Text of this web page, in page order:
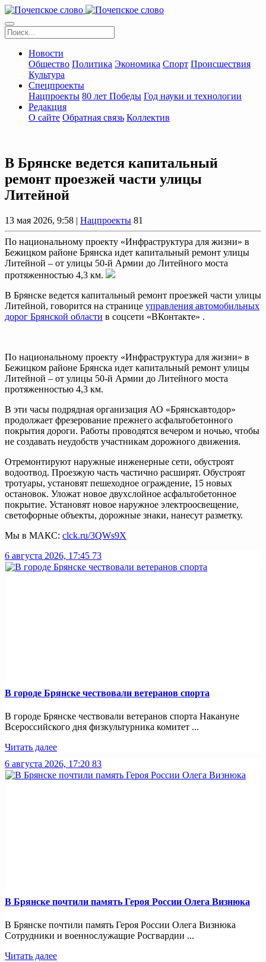
Новости
Общество Политика Экономика Спорт Происшествия
Культура
Спецпроекты
Нацпроекты 80 лет Победы Год науки и технологии
Редакция
О сайте Обратная связь Коллектив
В Брянске ведется капитальный
ремонт проезжей части улицы
Литейной
13 мая 2026, 9:58 | Нацпроекты 81
По национальному проекту «Инфраструктура для жизни» в
Бежицком районе Брянска идет капитальный ремонт улицы
Литейной – от улицы 50-й Армии до Литейного моста
протяженностью 4,3 км.
В Брянске ведется капитальный ремонт проезжей части улицы
Литейной, говорится на странице управления автомобильных
дорог Брянской области в соцсети «ВКонтакте» .
По национальному проекту «Инфраструктура для жизни» в
Бежицком районе Брянска идет капитальный ремонт улицы
Литейной – от улицы 50-й Армии до Литейного моста
протяженностью 4,3 км.
В эти часы подрядная организация АО «Брянскавтодор»
продолжает фрезерование прежнего асфальтобетонного
покрытия дороги. Работы проводятся вечером и ночью, чтобы
не создавать неудобств участникам дорожного движения.
Отремонтируют наружные инженерные сети, обустроят
водоотвод. Проезжую часть частично расширят. Обустроят
тротуары, установят пешеходное ограждение, 15 новых
остановок. Уложат новое двухслойное асфальтобетонное
покрытие. Установят новое наружное электроосвещение,
светофорные объекты, дорожные знаки, нанесут разметку.
Мы в МАКС: clck.ru/3QWs9X
6 августа 2026, 17:45 73
В городе Брянске чествовали ветеранов спорта
В городе Брянске чествовали ветеранов спорта Накануне
Всероссийского дня физкультурника комитет ...
Читать далее
6 августа 2026, 17:20 83
В Брянске почтили память Героя России Олега Визнюка
В Брянске почтили память Героя России Олега Визнюка
Сотрудники и военнослужащие Росгвардии ...
Читать далее